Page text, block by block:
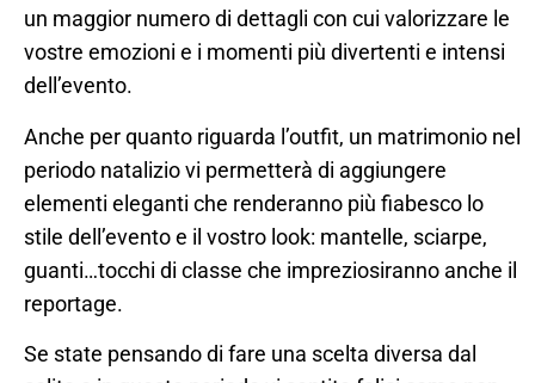
un maggior numero di dettagli con cui valorizzare le
vostre emozioni e i momenti più divertenti e intensi
dell’evento.
Anche per quanto riguarda l’outfit, un matrimonio nel
periodo natalizio vi permetterà di aggiungere
elementi eleganti che renderanno più fiabesco lo
stile dell’evento e il vostro look: mantelle, sciarpe,
guanti…tocchi di classe che impreziosiranno anche il
reportage.
Se state pensando di fare una scelta diversa dal